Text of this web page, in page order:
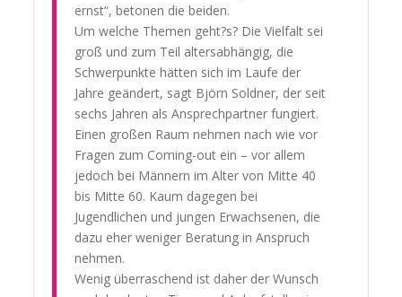
ernst“, betonen die beiden.
Um welche Themen geht?s? Die Vielfalt sei
groß und zum Teil altersabhängig, die
Schwerpunkte hätten sich im Laufe der
Jahre geändert, sagt Björn Soldner, der seit
sechs Jahren als Ansprechpartner fungiert.
Einen großen Raum nehmen nach wie vor
Fragen zum Coming-out ein – vor allem
jedoch bei Männern im Alter von Mitte 40
bis Mitte 60. Kaum dagegen bei
Jugendlichen und jungen Erwachsenen, die
dazu eher weniger Beratung in Anspruch
nehmen.
Wenig überraschend ist daher der Wunsch